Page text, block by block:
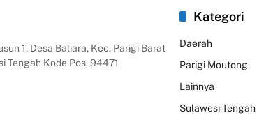
1, Desa Baliara, Kec. Parigi Barat
Tengah Kode Pos. 94471
Kategori
Daerah
Parigi Moutong
Lainnya
Sulawesi Tengah